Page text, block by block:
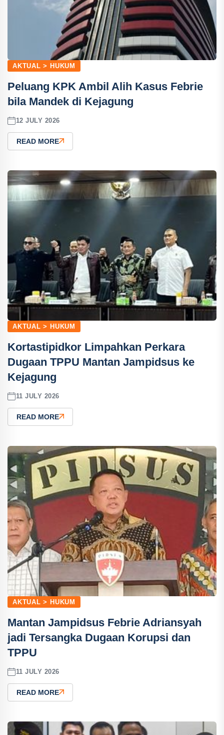
AKTUAL > HUKUM
Peluang KPK Ambil Alih Kasus Febrie
bila Mandek di Kejagung
12 JULY 2026
READ MORE
AKTUAL > HUKUM
Kortastipidkor Limpahkan Perkara
Dugaan TPPU Mantan Jampidsus ke
Kejagung
11 JULY 2026
READ MORE
AKTUAL > HUKUM
Mantan Jampidsus Febrie Adriansyah
jadi Tersangka Dugaan Korupsi dan
TPPU
11 JULY 2026
READ MORE